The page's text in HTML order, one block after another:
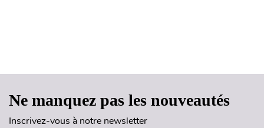
Ne manquez pas les nouveautés
Inscrivez-vous à notre newsletter